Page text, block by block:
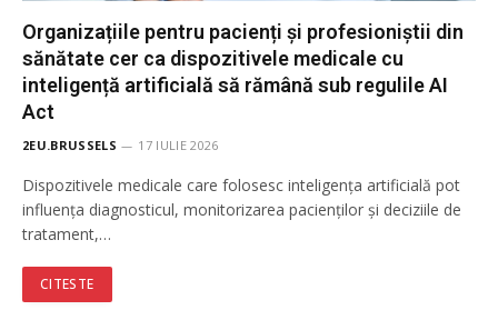
Organizațiile pentru pacienți și profesioniștii din
sănătate cer ca dispozitivele medicale cu
inteligență artificială să rămână sub regulile AI
Act
2EU.BRUSSELS 17 IULIE 2026
Dispozitivele medicale care folosesc inteligența artificială pot
influența diagnosticul, monitorizarea pacienților și deciziile de
tratament,…
CITESTE